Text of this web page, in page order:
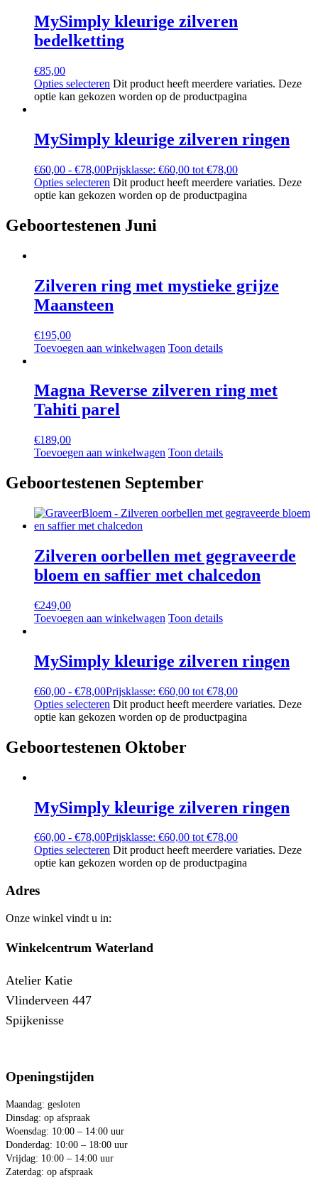
MySimply kleurige zilveren
bedelketting
€85,00
Opties selecteren Dit product heeft meerdere variaties. Deze
optie kan gekozen worden op de productpagina
MySimply kleurige zilveren ringen
€60,00 - €78,00Prijsklasse: €60,00 tot €78,00
Opties selecteren Dit product heeft meerdere variaties. Deze
optie kan gekozen worden op de productpagina
Geboortestenen Juni
Zilveren ring met mystieke grijze
Maansteen
€195,00
Toevoegen aan winkelwagen Toon details
Magna Reverse zilveren ring met
Tahiti parel
€189,00
Toevoegen aan winkelwagen Toon details
Geboortestenen September
Zilveren oorbellen met gegraveerde
bloem en saffier met chalcedon
€249,00
Toevoegen aan winkelwagen Toon details
MySimply kleurige zilveren ringen
€60,00 - €78,00Prijsklasse: €60,00 tot €78,00
Opties selecteren Dit product heeft meerdere variaties. Deze
optie kan gekozen worden op de productpagina
Geboortestenen Oktober
MySimply kleurige zilveren ringen
€60,00 - €78,00Prijsklasse: €60,00 tot €78,00
Opties selecteren Dit product heeft meerdere variaties. Deze
optie kan gekozen worden op de productpagina
Adres
Onze winkel vindt u in:
Winkelcentrum Waterland
Atelier Katie
Vlinderveen 447
Spijkenisse
Openingstijden
Maandag: gesloten
Dinsdag: op afspraak
Woensdag: 10:00 – 14:00 uur
Donderdag: 10:00 – 18:00 uur
Vrijdag: 10:00 – 14:00 uur
Zaterdag: op afspraak